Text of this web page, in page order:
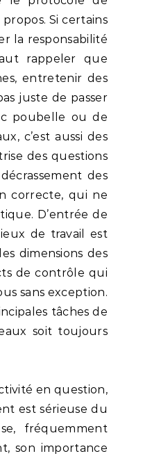
Si certains
la responsabilité
rappeler que
entretenir des
juste de passer
poubelle ou de
c’est aussi des
des questions
des
correcte, qui ne
D’entrée de
de travail est
dimensions des
de contrôle qui
sans exception.
tâches de
soit toujours
en question,
est sérieuse du
fréquemment
son importance